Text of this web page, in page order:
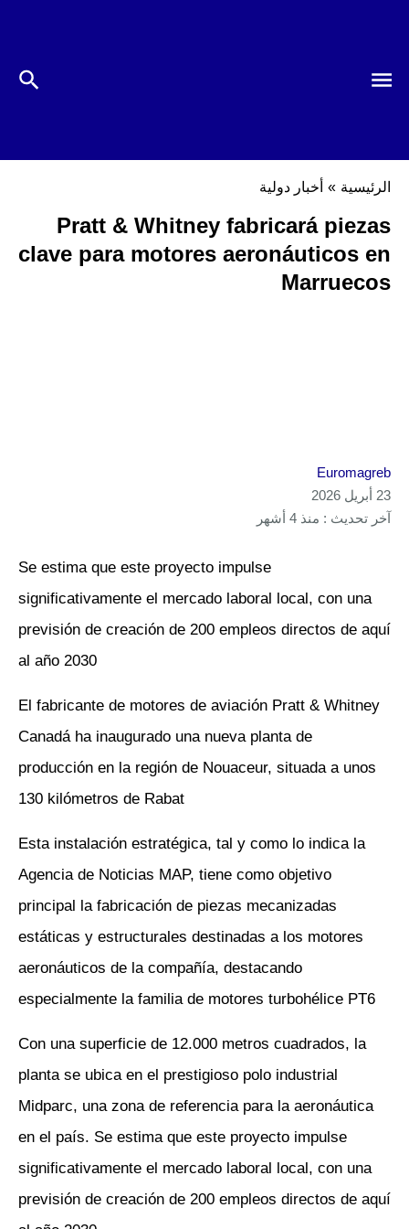
الرئيسية » أخبار دولية
Pratt & Whitney fabricará piezas
clave para motores aeronáuticos en
Marruecos
Euromagreb
23 أبريل 2026
آخر تحديث : منذ 4 أشهر
Se estima que este proyecto impulse
significativamente el mercado laboral local, con una
previsión de creación de 200 empleos directos de aquí
al año 2030
El fabricante de motores de aviación Pratt & Whitney
Canadá ha inaugurado una nueva planta de
producción en la región de Nouaceur, situada a unos
130 kilómetros de Rabat
Esta instalación estratégica, tal y como lo indica la
Agencia de Noticias MAP, tiene como objetivo
principal la fabricación de piezas mecanizadas
estáticas y estructurales destinadas a los motores
aeronáuticos de la compañía, destacando
especialmente la familia de motores turbohélice PT6
Con una superficie de 12.000 metros cuadrados, la
planta se ubica en el prestigioso polo industrial
Midparc, una zona de referencia para la aeronáutica
en el país. Se estima que este proyecto impulse
significativamente el mercado laboral local, con una
previsión de creación de 200 empleos directos de aquí